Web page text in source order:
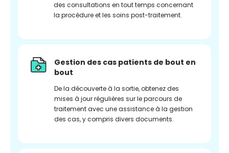
des consultations en tout temps concernant
la procédure et les soins post-traitement.
Gestion des cas patients de bout en
bout
De la découverte à la sortie, obtenez des
mises à jour régulières sur le parcours de
traitement avec une assistance à la gestion
des cas, y compris divers documents.